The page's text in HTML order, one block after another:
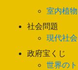
室内植
社会問題
現代社
政府宝くじ
世界の